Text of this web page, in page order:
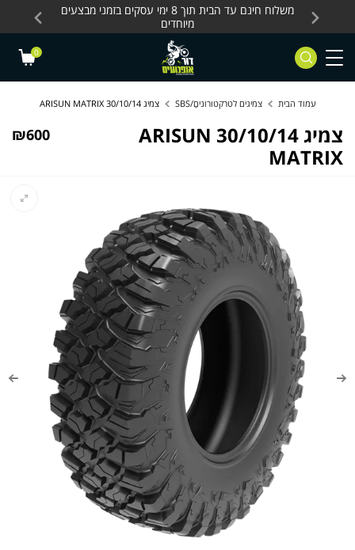
Skip to Content
Contact Us
כלים חשמליים
משלוח חינם עד הבית תוך 8 ימי עסקים בזמני מבצעים
מיוחדים
0
עמוד הבית צמיגים לטרקטורוניםַַ/SBS צמיג 30/10/14 ARISUN MATRIX
צמיג 30/10/14 ARISUN
MATRIX
₪600